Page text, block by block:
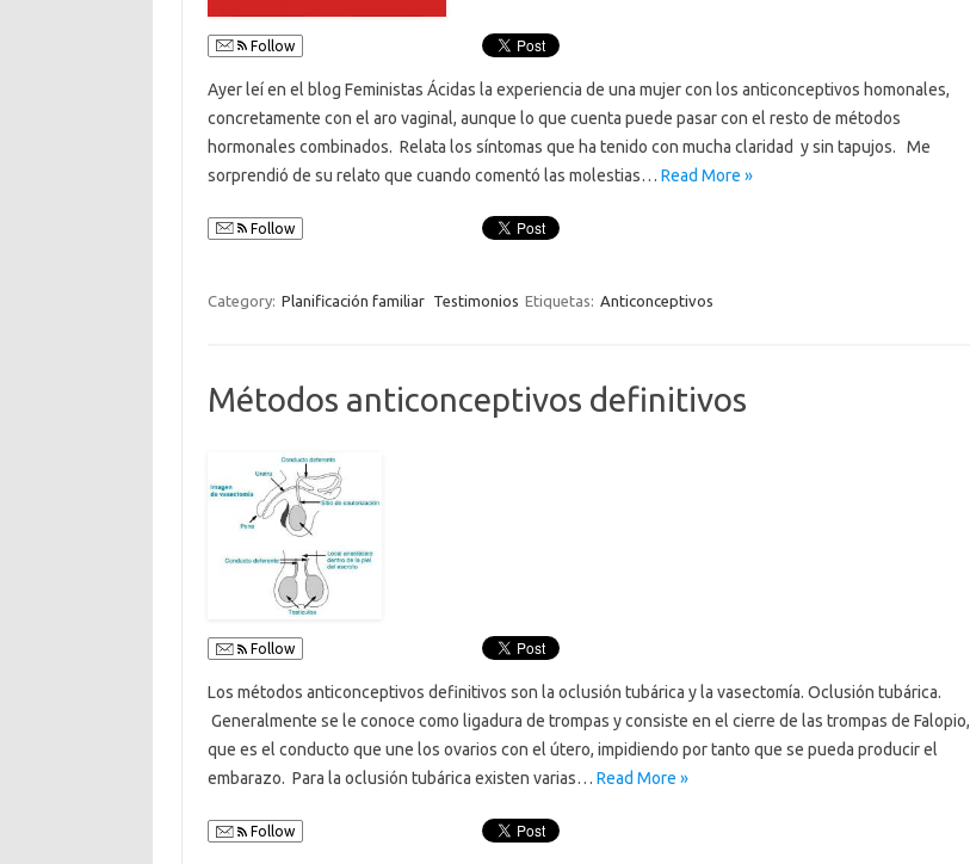
Follow
Ayer leí en el blog Feministas Ácidas la experiencia de una mujer con los anticonceptivos homonales,
concretamente con el aro vaginal, aunque lo que cuenta puede pasar con el resto de métodos
hormonales combinados. Relata los síntomas que ha tenido con mucha claridad y sin tapujos. Me
sorprendió de su relato que cuando comentó las molestias… Read More »
Follow
Category: Planificación familiar Testimonios Etiquetas: Anticonceptivos
Métodos anticonceptivos definitivos
Follow
Los métodos anticonceptivos definitivos son la oclusión tubárica y la vasectomía. Oclusión tubárica.
Generalmente se le conoce como ligadura de trompas y consiste en el cierre de las trompas de Falopio,
que es el conducto que une los ovarios con el útero, impidiendo por tanto que se pueda producir el
embarazo. Para la oclusión tubárica existen varias… Read More »
Follow